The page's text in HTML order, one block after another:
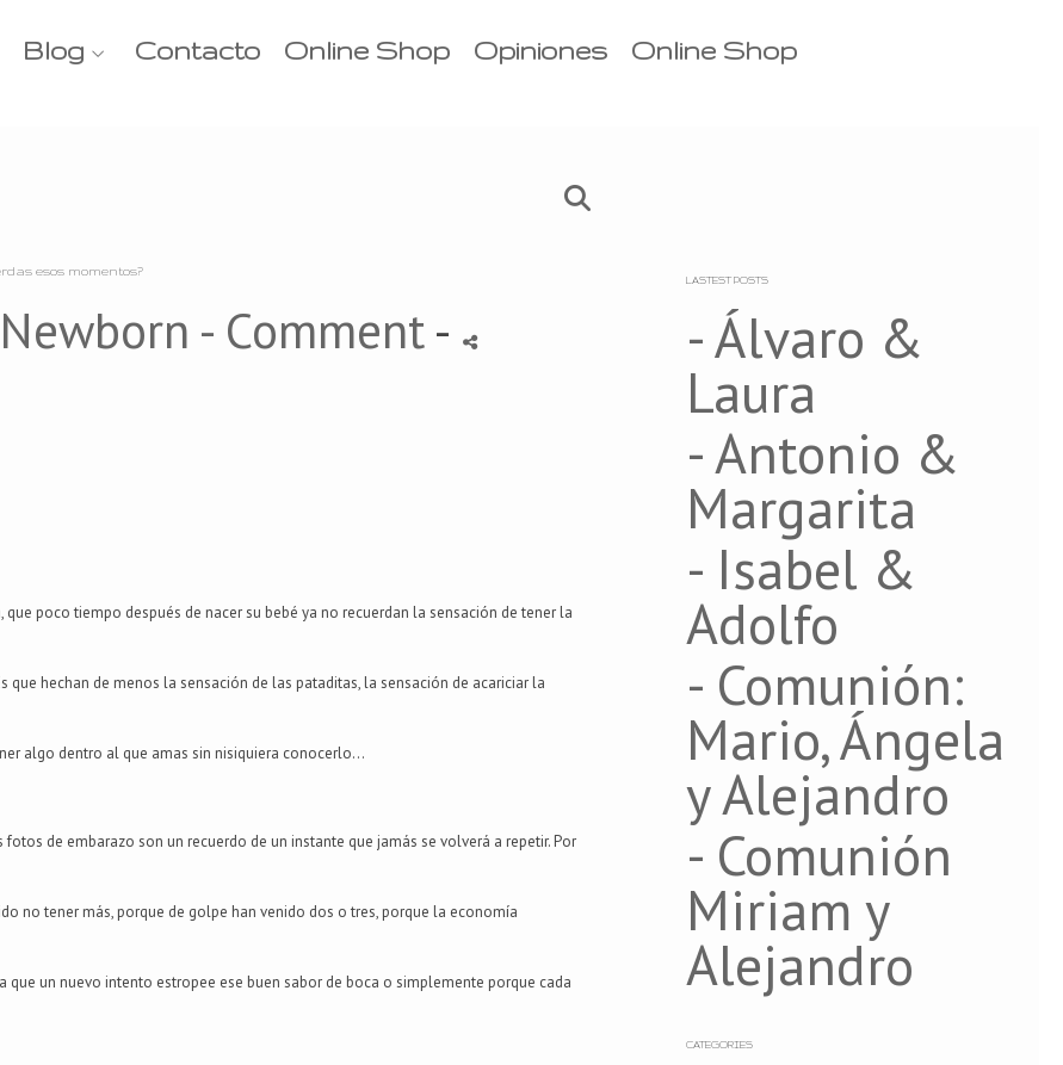
Blog Contacto Online Shop Opiniones Online Shop
esos momentos?
Newborn - Comment-
poco tiempo después de nacer su bebé ya no recuerdan la sensación de tener la
hechan de menos la sensación de las pataditas, la sensación de acariciar la
algo dentro al que amas sin nisiquiera conocerlo...
de embarazo son un recuerdo de un instante que jamás se volverá a repetir. Por
no tener más, porque de golpe han venido dos o tres, porque la economía
un nuevo intento estropee ese buen sabor de boca o simplemente porque cada
LASTEST POSTS
- Álvaro &
Laura
- Antonio &
Margarita
- Isabel &
Adolfo
- Comunión:
Mario, Ángela
y Alejandro
- Comunión
Miriam y
Alejandro
CATEGORIES